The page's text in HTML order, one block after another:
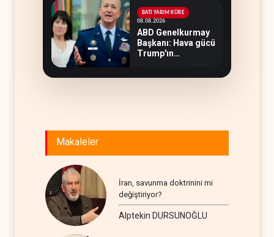
ediyor
BATI YARIM KÜRE
08.08.2026
ABD Genelkurmay
Başkanı: Hava gücü
Trump'ın
Makaleler
İran, savunma doktrinini mi
değiştiriyor?
Alptekin DURSUNOĞLU